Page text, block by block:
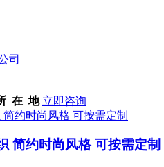
司
在 地 立即咨询
简约时尚风格 可按需定制